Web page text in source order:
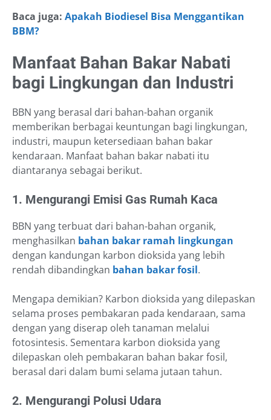
Baca juga: Apakah Biodiesel Bisa Menggantikan
BBM?
Manfaat Bahan Bakar Nabati
bagi Lingkungan dan Industri
BBN yang berasal dari bahan-bahan organik
memberikan berbagai keuntungan bagi lingkungan,
industri, maupun ketersediaan bahan bakar
kendaraan. Manfaat bahan bakar nabati itu
diantaranya sebagai berikut.
1. Mengurangi Emisi Gas Rumah Kaca
BBN yang terbuat dari bahan-bahan organik,
menghasilkan bahan bakar ramah lingkungan
dengan kandungan karbon dioksida yang lebih
rendah dibandingkan bahan bakar fosil.
Mengapa demikian? Karbon dioksida yang dilepaskan
selama proses pembakaran pada kendaraan, sama
dengan yang diserap oleh tanaman melalui
fotosintesis. Sementara karbon dioksida yang
dilepaskan oleh pembakaran bahan bakar fosil,
berasal dari dalam bumi selama jutaan tahun.
2. Mengurangi Polusi Udara